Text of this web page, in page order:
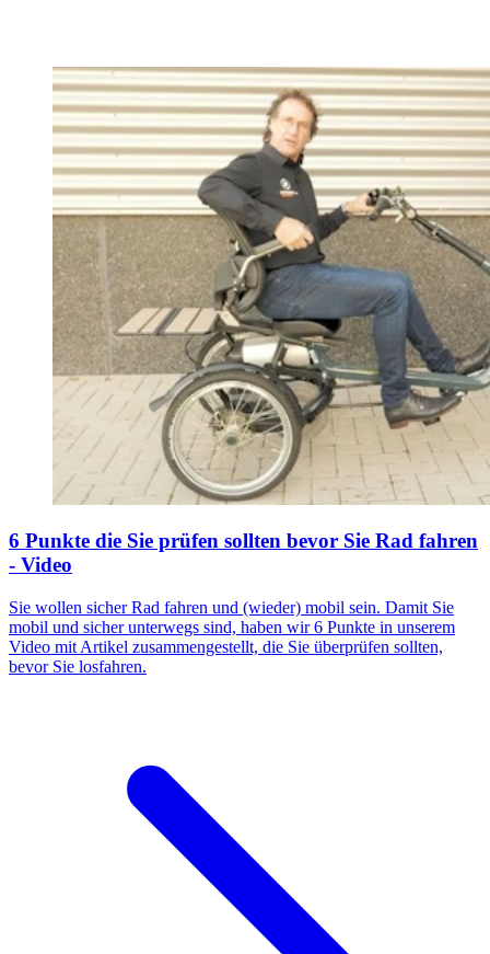
6 Punkte die Sie prüfen sollten bevor Sie Rad fahren
- Video
Sie wollen sicher Rad fahren und (wieder) mobil sein. Damit Sie
mobil und sicher unterwegs sind, haben wir 6 Punkte in unserem
Video mit Artikel zusammengestellt, die Sie überprüfen sollten,
bevor Sie losfahren.